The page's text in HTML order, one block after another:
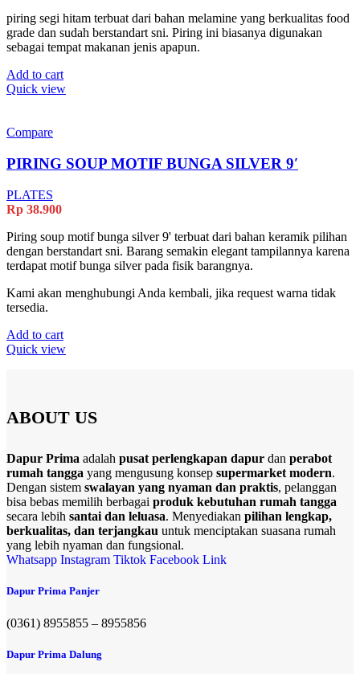
piring segi hitam terbuat dari bahan melamine yang berkualitas food
grade dan sudah berstandart sni. Piring ini biasanya digunakan
sebagai tempat makanan jenis apapun.
Add to cart
Quick view
Compare
PIRING SOUP MOTIF BUNGA SILVER 9′
PLATES
Rp 38.900
Piring soup motif bunga silver 9' terbuat dari bahan keramik pilihan
dengan berstandart sni. Barang semakin elegant tampilannya karena
terdapat motif bunga silver pada fisik barangnya.
Kami akan menghubungi Anda kembali, jika request warna tidak
tersedia.
Add to cart
Quick view
ABOUT US
Dapur Prima adalah pusat perlengkapan dapur dan perabot
rumah tangga yang mengusung konsep supermarket modern.
Dengan sistem swalayan yang nyaman dan praktis, pelanggan
bisa bebas memilih berbagai produk kebutuhan rumah tangga
secara lebih santai dan leluasa. Menyediakan pilihan lengkap,
berkualitas, dan terjangkau untuk menciptakan suasana rumah
yang lebih nyaman dan fungsional.
Whatsapp Instagram Tiktok Facebook Link
Dapur Prima Panjer
(0361) 8955855 – 8955856​
Dapur Prima Dalung